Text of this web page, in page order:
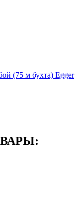
(75 м бухта) Egger